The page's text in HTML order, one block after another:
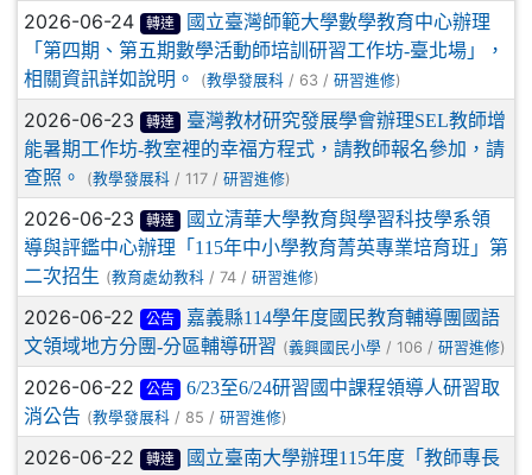
2026-06-24 轉達
國立臺灣師範大學數學教育中心辦理
「第四期、第五期數學活動師培訓研習工作坊-臺北場」，
相關資訊詳如說明。
(教學發展科 / 63 / 研習進修)
2026-06-23 轉達
臺灣教材研究發展學會辦理SEL教師增
能暑期工作坊-教室裡的幸福方程式，請教師報名參加，請
查照。
(教學發展科 / 117 / 研習進修)
2026-06-23 轉達
國立清華大學教育與學習科技學系領
導與評鑑中心辦理「115年中小學教育菁英專業培育班」第
二次招生 (教育處幼教科 / 74 / 研習進修)
2026-06-22 公告
嘉義縣114學年度國民教育輔導團國語
文領域地方分團-分區輔導研習 (義興國民小學 / 106 / 研習進修)
2026-06-22 公告
6/23至6/24研習國中課程領導人研習取
消公告 (教學發展科 / 85 / 研習進修)
2026-06-22 轉達
國立臺南大學辦理115年度「教師專長